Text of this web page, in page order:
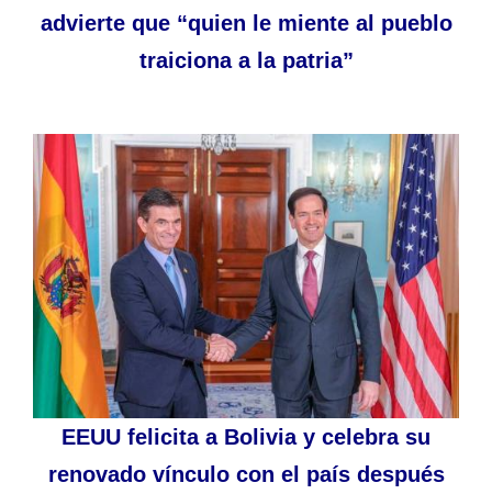
advierte que “quien le miente al pueblo
traiciona a la patria”
EEUU felicita a Bolivia y celebra su
renovado vínculo con el país después